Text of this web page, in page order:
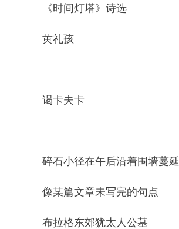
《时间灯塔》诗选
黄礼孩
谒卡夫卡
碎石小径在午后沿着围墙蔓延
像某篇文章未写完的句点
布拉格东郊犹太人公墓